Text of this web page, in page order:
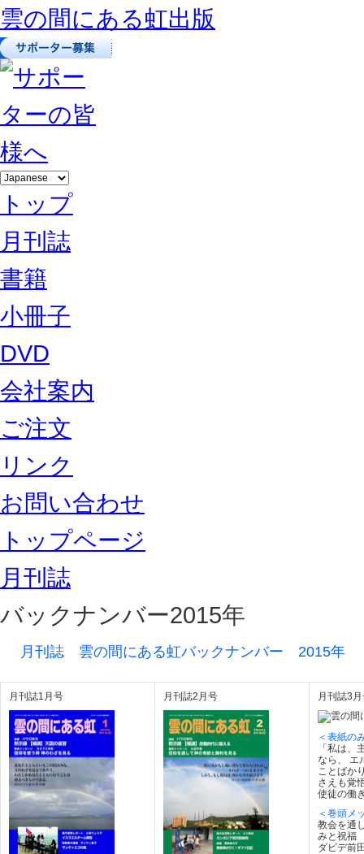
雲の間にある虹出版
トップ
月刊誌
書籍
小冊子
DVD
会社案内
ご注文
リンク
お問い合わせ
トップページ
月刊誌
バックナンバー2015年
月刊誌 雲の間にある虹バックナンバー 2015年
月刊誌1月号 月刊誌2月号 月刊誌3
＜表紙の
「私は、
なら、 エ
ことばか
さえも覚
使徒の働
＜巻頭メ
教会を通
みと祝福
ダビデ前